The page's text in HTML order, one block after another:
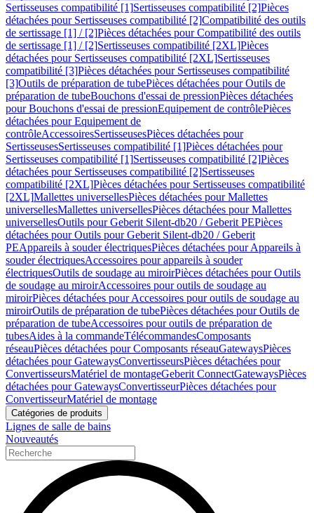
Sertisseuses compatibilité [1]Sertisseuses compatibilité [2]Pièces
détachées pour Sertisseuses compatibilité [2]Compatibilité des outils
de sertissage [1] / [2]Pièces détachées pour Compatibilité des outils
de sertissage [1] / [2]Sertisseuses compatibilité [2XL]Pièces
détachées pour Sertisseuses compatibilité [2XL]Sertisseuses
compatibilité [3]Pièces détachées pour Sertisseuses compatibilité
[3]Outils de préparation de tubePièces détachées pour Outils de
préparation de tubeBouchons d'essai de pressionPièces détachées
pour Bouchons d'essai de pressionEquipement de contrôlePièces
détachées pour Equipement de
contrôleAccessoiresSertisseusesPièces détachées pour
SertisseusesSertisseuses compatibilité [1]Pièces détachées pour
Sertisseuses compatibilité [1]Sertisseuses compatibilité [2]Pièces
détachées pour Sertisseuses compatibilité [2]Sertisseuses
compatibilité [2XL]Pièces détachées pour Sertisseuses compatibilité
[2XL]Mallettes universellesPièces détachées pour Mallettes
universellesMallettes universellesPièces détachées pour Mallettes
universellesOutils pour Geberit Silent-db20 / Geberit PEPièces
détachées pour Outils pour Geberit Silent-db20 / Geberit
PEAppareils à souder électriquesPièces détachées pour Appareils à
souder électriquesAccessoires pour appareils à souder
électriquesOutils de soudage au miroirPièces détachées pour Outils
de soudage au miroirAccessoires pour outils de soudage au
miroirPièces détachées pour Accessoires pour outils de soudage au
miroirOutils de préparation de tubePièces détachées pour Outils de
préparation de tubeAccessoires pour outils de préparation de
tubesAides à la commandeTélécommandesComposants
réseauPièces détachées pour Composants réseauGatewaysPièces
détachées pour GatewaysConvertisseursPièces détachées pour
ConvertisseursMatériel de montageGeberit ConnectGatewaysPièces
détachées pour GatewaysConvertisseurPièces détachées pour
ConvertisseurMatériel de montage
Catégories de produits
Lignes de salle de bains
Nouveautés